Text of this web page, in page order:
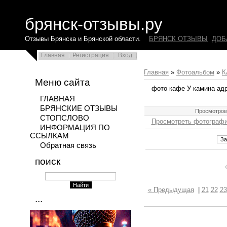
брянск-отзывы.ру
Отзывы Брянска и Брянской области. БРЯНСК ОТЗЫВЫ
Главная Регистрация Вход
Меню сайта
ГЛАВНАЯ
БРЯНСКИЕ ОТЗЫВЫ
СТОПСЛОВО
ИНФОРМАЦИЯ ПО
ССЫЛКАМ
Обратная связь
поиск
...
Главная » Фотоальбом »
фото кафе У камина
Просмотреть
« Предыдущая 21 22 23